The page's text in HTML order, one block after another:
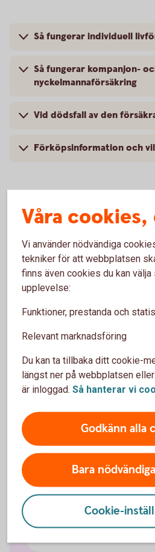
Så fungerar individuell
Så fungerar kompanjon-
nyckelmannaförsäkring
Vid dödsfall av den
Förköpsinformation och
Pris
Swedbank Försäkring
Välj innehåll i
Sjukförsäkring
Våra
Vi använder nödvändiga
tekniker för att webbplatsen
finns även cookies du kan
upplevelse:
Funktioner, prestanda och
Relevant marknadsföring
Du kan ta tillbaka ditt cookie-
längst ner på webbplatsen
är inloggad. Så hanterar vi
Godkänn alla
Bara
Cookie-